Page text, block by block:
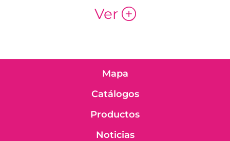
Ver p
Mapa
Catálogos
Productos
Noticias